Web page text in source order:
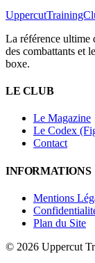
Uppercut
La référence ultime
des combattants et
boxe.
LE CLUB
Le Magazine
Le Codex
Contact
INFORMATIONS
Mentions
Plan du Site
© 2026 Uppercut